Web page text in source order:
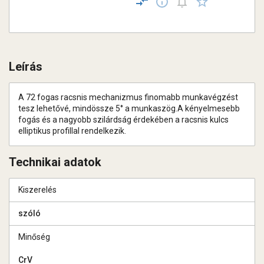
Leírás
A 72 fogas racsnis mechanizmus finomabb munkavégzést
tesz lehetővé, mindössze 5° a munkaszög.A kényelmesebb
fogás és a nagyobb szilárdság érdekében a racsnis kulcs
elliptikus profillal rendelkezik.
Technikai adatok
Kiszerelés
szóló
Minőség
CrV